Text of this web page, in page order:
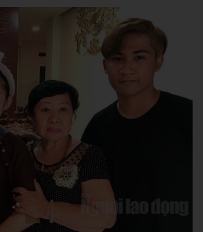
may để từng bước thành danh với nghiệp ca